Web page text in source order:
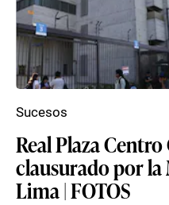
Real Plaza
clausurado por
Lima | FOTOS
Sucesos